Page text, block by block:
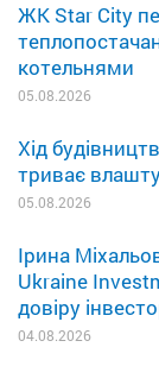
ЖК Star City
котельнями
05.08.2026
Хід
триває
05.08.2026
Ірина
Ukraine
довіру
04.08.2026